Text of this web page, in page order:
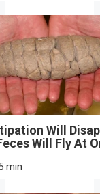
Will
Will Fly At
min